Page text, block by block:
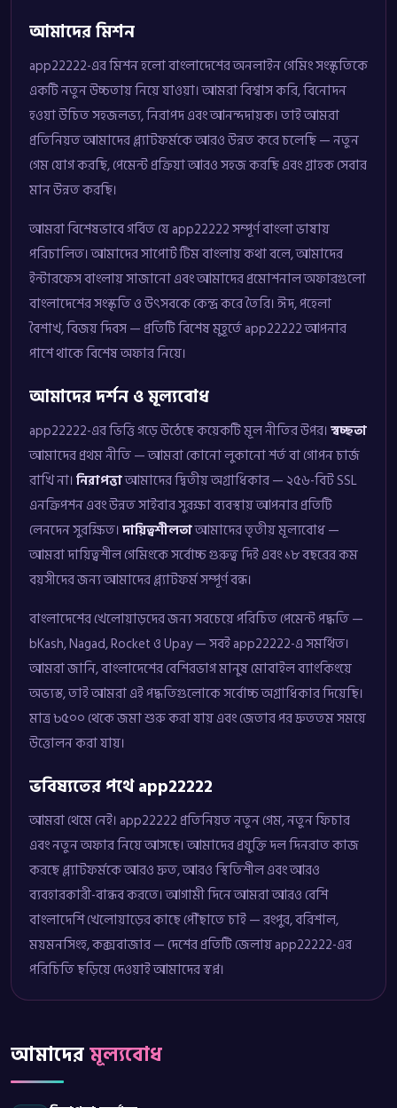
আমাদের মিশন
app22222-এর মিশন হলো বাংলাদেশের অনলাইন গেমিং সংস্কৃতিকে
একটি নতুন উচ্চতায় নিয়ে যাওয়া। আমরা বিশ্বাস করি, বিনোদন
হওয়া উচিত সহজলভ্য, নিরাপদ এবং আনন্দদায়ক। তাই আমরা
প্রতিনিয়ত আমাদের প্ল্যাটফর্মকে আরও উন্নত করে চলেছি — নতুন
গেম যোগ করছি, পেমেন্ট প্রক্রিয়া আরও সহজ করছি এবং গ্রাহক সেবার
মান উন্নত করছি।
আমরা বিশেষভাবে গর্বিত যে app22222 সম্পূর্ণ বাংলা ভাষায়
পরিচালিত। আমাদের সাপোর্ট টিম বাংলায় কথা বলে, আমাদের
ইন্টারফেস বাংলায় সাজানো এবং আমাদের প্রমোশনাল অফারগুলো
বাংলাদেশের সংস্কৃতি ও উৎসবকে কেন্দ্র করে তৈরি। ঈদ, পহেলা
বৈশাখ, বিজয় দিবস — প্রতিটি বিশেষ মুহূর্তে app22222 আপনার
পাশে থাকে বিশেষ অফার নিয়ে।
আমাদের দর্শন ও মূল্যবোধ
app22222-এর ভিত্তি গড়ে উঠেছে কয়েকটি মূল নীতির উপর। স্বচ্ছতা
আমাদের প্রথম নীতি — আমরা কোনো লুকানো শর্ত বা গোপন চার্জ
রাখি না। নিরাপত্তাআমাদের দ্বিতীয় অগ্রাধিকার — ২৫৬-বিট SSL
এনক্রিপশন এবং উন্নত সাইবার সুরক্ষা ব্যবস্থায় আপনার প্রতিটি
লেনদেন সুরক্ষিত। দায়িত্বশীলতাআমাদের তৃতীয় মূল্যবোধ —
আমরা দায়িত্বশীল গেমিংকে সর্বোচ্চ গুরুত্ব দিই এবং ১৮ বছরের কম
বয়সীদের জন্য আমাদের প্ল্যাটফর্ম সম্পূর্ণ বন্ধ।
বাংলাদেশের খেলোয়াড়দের জন্য সবচেয়ে পরিচিত পেমেন্ট পদ্ধতি —
bKash, Nagad, Rocket ও Upay — সবই app22222-এ সমর্থিত।
আমরা জানি, বাংলাদেশের বেশিরভাগ মানুষ মোবাইল ব্যাংকিংয়ে
অভ্যস্ত, তাই আমরা এই পদ্ধতিগুলোকে সর্বোচ্চ অগ্রাধিকার দিয়েছি।
মাত্র ৳৫০০ থেকে জমা শুরু করা যায় এবং জেতার পর দ্রুততম সময়ে
উত্তোলন করা যায়।
ভবিষ্যতের পথে app22222
আমরা থেমে নেই। app22222 প্রতিনিয়ত নতুন গেম, নতুন ফিচার
এবং নতুন অফার নিয়ে আসছে। আমাদের প্রযুক্তি দল দিনরাত কাজ
করছে প্ল্যাটফর্মকে আরও দ্রুত, আরও স্থিতিশীল এবং আরও
ব্যবহারকারী-বান্ধব করতে। আগামী দিনে আমরা আরও বেশি
বাংলাদেশি খেলোয়াড়ের কাছে পৌঁছাতে চাই — রংপুর, বরিশাল,
ময়মনসিংহ, কক্সবাজার — দেশের প্রতিটি জেলায় app22222-এর
পরিচিতি ছড়িয়ে দেওয়াই আমাদের স্বপ্ন।
আমাদেরমূল্যবোধ